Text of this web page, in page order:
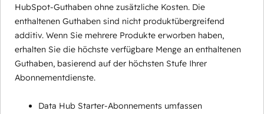
HubSpot-Guthaben ohne zusätzliche Kosten. Die
enthaltenen Guthaben sind nicht produktübergreifend
additiv. Wenn Sie mehrere Produkte erworben haben,
erhalten Sie die höchste verfügbare Menge an enthaltenen
Guthaben, basierend auf der höchsten Stufe Ihrer
Abonnementdienste.
Data Hub Starter-Abonnements umfassen